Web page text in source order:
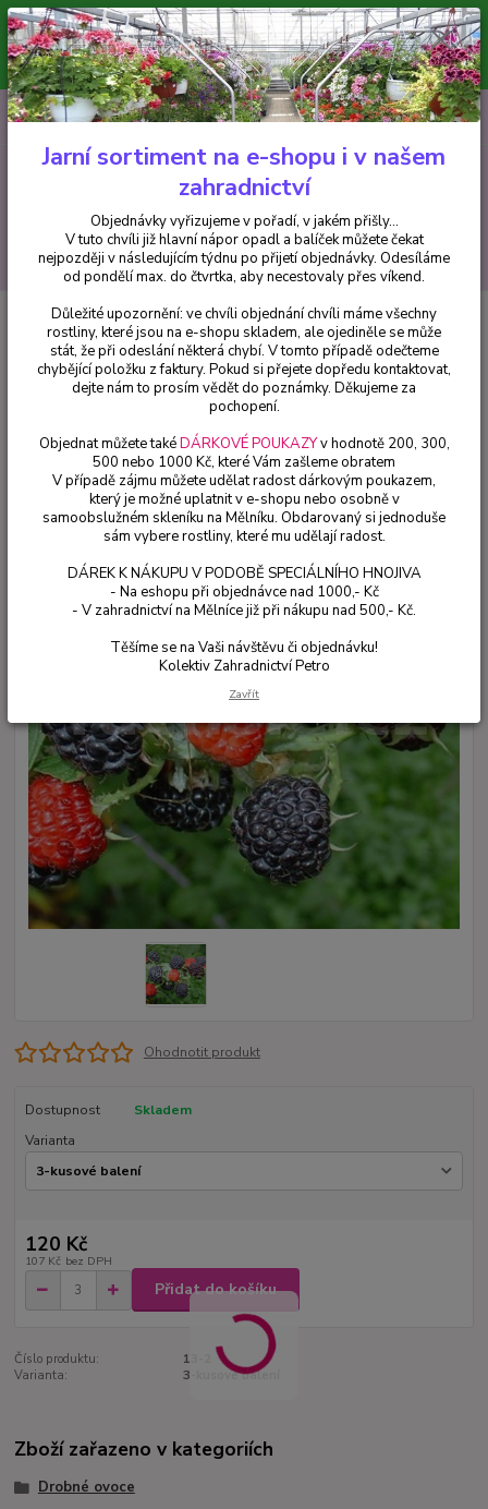
Minimální hodnota pro odeslání z e-shopu je 300 Kč.
V tuto chvíli již hlavní nápor objednávek opadl a balíček můžete čekat
nejpozději v následujícím týdnu po přijetí objednávky. Objednávky
vyřizujeme v pořadí, v jakém přišly...
CZK
Hledat
+420 602 223 614 0ks
za0 Kč
Drobné ovoce
Ostružina černá, Oregon Thornless - cena za kus v 3-
kusovém balení
Ostružina černá, Oregon
Thornless - cena za kus v 3-
kusovém balení
Ohodnotit produkt
Dostupnost
Skladem
Varianta
120 Kč
107 Kč bez DPH
Přidat do košíku
Číslo produktu:
13-2
Varianta:
3-kusové balení
Zboží zařazeno v kategoriích
Drobné ovoce
Jarní sortiment na e-shopu i v našem
zahradnictví
Objednávky vyřizujeme v pořadí, v jakém přišly...
V tuto chvíli již hlavní nápor opadl a balíček můžete čekat
nejpozději v následujícím týdnu po přijetí objednávky. Odesíláme
od pondělí max. do čtvrtka, aby necestovaly přes víkend.
Důležité upozornění: ve chvíli objednání chvíli máme všechny
rostliny, které jsou na e-shopu skladem, ale ojediněle se může
stát, že při odeslání některá chybí. V tomto případě odečteme
chybějící položku z faktury. Pokud si přejete dopředu kontaktovat,
dejte nám to prosím vědět do poznámky. Děkujeme za
pochopení.
Objednat můžete takéDÁRKOVÉ POUKAZYv hodnotě 200, 300,
500 nebo 1000 Kč, které Vám zašleme obratem
V případě zájmu můžete udělat radost dárkovým poukazem,
který je možné uplatnit v e-shopu nebo osobně v
samoobslužném skleníku na Mělníku. Obdarovaný si jednoduše
sám vybere rostliny, které mu udělají radost.
DÁREK K NÁKUPU V PODOBĚ SPECIÁLNÍHO HNOJIVA
- Na eshopu při objednávce nad 1000,- Kč
- V zahradnictví na Mělníce již při nákupu nad 500,- Kč.
Těšíme se na Vaši návštěvu či objednávku!
Kolektiv Zahradnictví Petro
Zavřít